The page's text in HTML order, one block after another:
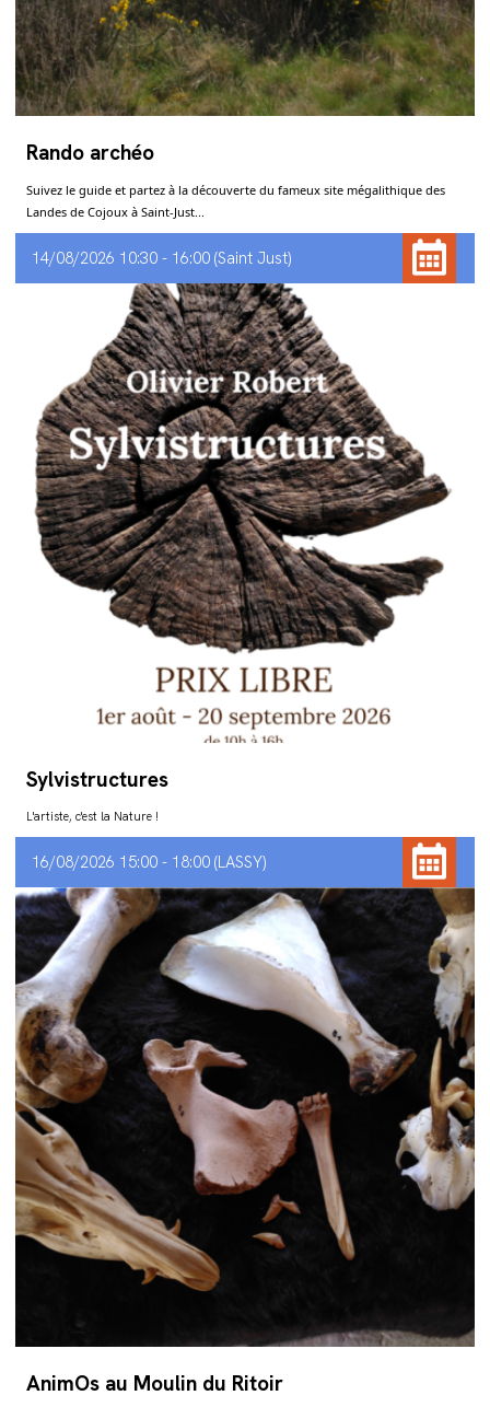
Rando archéo
Suivez le guide et partez à la découverte du fameux site mégalithique des
Landes de Cojoux à Saint-Just...
14/08/2026 10:30 - 16:00 Saint Just
Sylvistructures
L'artiste, c'est la Nature !
16/08/2026 15:00 - 18:00 LASSY
AnimOs au Moulin du Ritoir